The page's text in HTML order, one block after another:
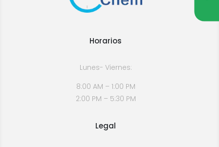
Horarios
Lunes- Viernes:
8:00 AM – 1:00 PM
2:00 PM – 5:30 PM
Legal